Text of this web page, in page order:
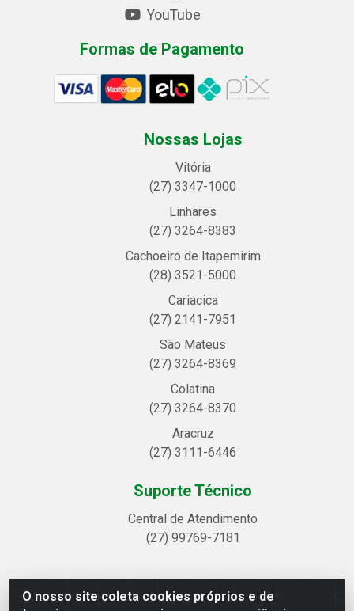
O nosso site coleta cookies próprios e de
YouTube
Formas de Pagamento
Nossas Lojas
Vitória
(27) 3347-1000
Linhares
(27) 3264-8383
Cachoeiro de Itapemirim
(28) 3521-5000
Cariacica
(27) 2141-7951
São Mateus
(27) 3264-8369
Colatina
(27) 3264-8370
Aracruz
(27) 3111-6446
Suporte Técnico
Central de Atendimento
(27) 99769-7181
Linhavix Distribuidora LTDA - Avenida Alegre, 2521 -